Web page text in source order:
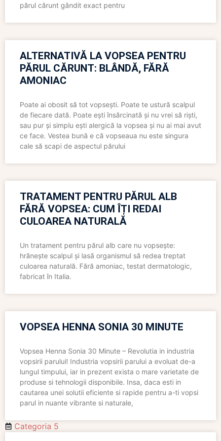
părul cărunt gândit exact pentru
ALTERNATIVĂ LA VOPSEA PENTRU
PĂRUL CĂRUNT: BLÂNDĂ, FĂRĂ
AMONIAC
Poate ai obosit să tot vopsești. Poate te ustură scalpul
de fiecare dată. Poate ești însărcinată și nu vrei să riști,
sau pur și simplu ești alergică la vopsea și nu ai mai avut
ce face. Vestea bună e că vopseaua nu este singura
cale să scapi de aspectul părului
TRATAMENT PENTRU PĂRUL ALB
FĂRĂ VOPSEA: CUM ÎȚI REDAI
CULOAREA NATURALĂ
Un tratament pentru părul alb care nu vopsește:
hrănește scalpul și lasă organismul să redea treptat
culoarea naturală. Fără amoniac, testat dermatologic,
fabricat în Italia.
VOPSEA HENNA SONIA 30 MINUTE
Vopsea Henna Sonia 30 Minute – Revolutia in industria
vopsirii parului! Industria vopsirii parului a evoluat de-a
lungul timpului, iar in prezent exista o mare varietate de
produse si tehnologii disponibile. Insa, daca esti in
cautarea unei solutii eficiente si rapide pentru a-ti vopsi
parul in nuante vibrante si naturale,
Categoria 5